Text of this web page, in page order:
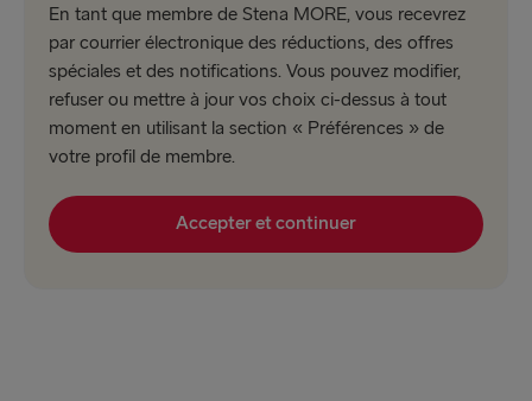
En tant que membre de Stena MORE, vous recevrez
par courrier électronique des réductions, des offres
spéciales et des notifications. Vous pouvez modifier,
refuser ou mettre à jour vos choix ci-dessus à tout
moment en utilisant la section « Préférences » de
votre profil de membre.
Accepter et continuer